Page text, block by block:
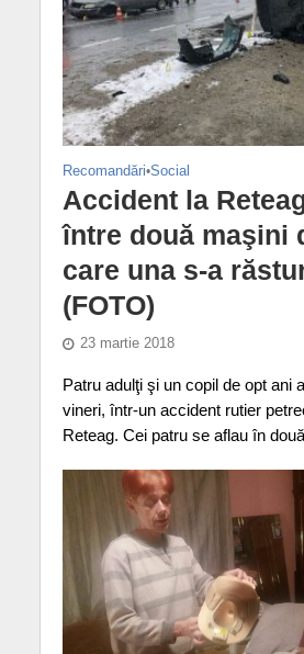
Recomandări•Social
Accident la
între două maşini
care una s-a
(FOTO)
23 martie 2018
Patru adulţi şi un copil de opt ani
vineri, într-un accident rutier
Reteag. Cei patru se aflau în